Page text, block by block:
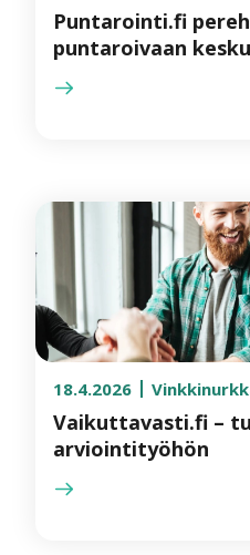
Puntarointi.fi
puntaroivaan
18.4.2026
Vaikuttavasti.fi –
arviointityöhön